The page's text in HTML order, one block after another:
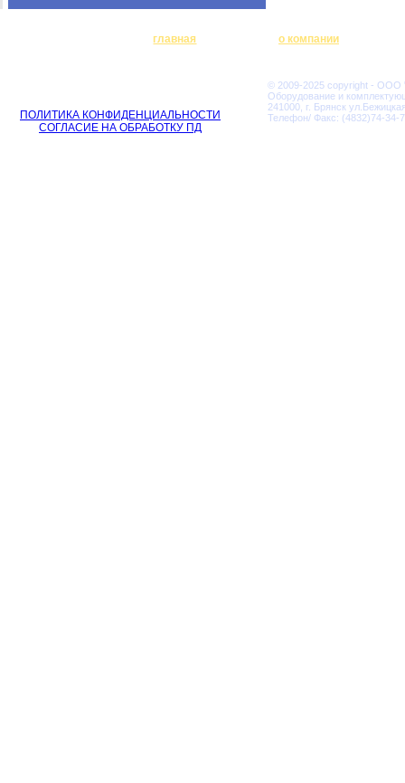
главная о компании
ПОЛИТИКА КОНФИДЕНЦИАЛЬНОСТИ
СОГЛАСИЕ НА ОБРАБОТКУ ПД
© 2009-2025 copyright - ООО
Оборудование и
241000, г. Брянск
Телефон/ Факс: (4832)74-34-